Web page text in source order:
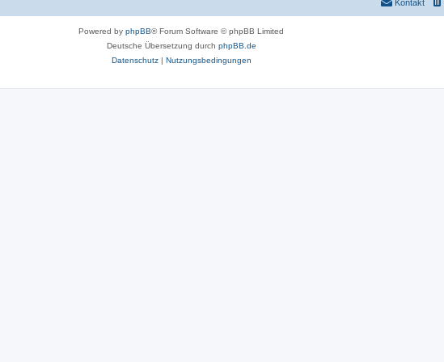
Kontakt
Powered by phpBB® Forum Software © phpBB Limited
Deutsche Übersetzung durch phpBB.de
Datenschutz| Nutzungsbedingungen